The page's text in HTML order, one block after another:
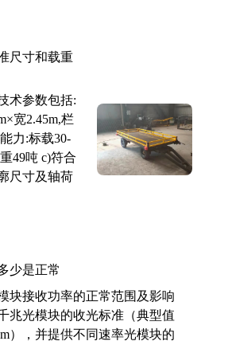
尺寸和载重
术参数包括:
宽2.45m,栏
力:标载30-
49吨 c)符合
尺寸及轴荷
少是正常
块接收功率的正常范围及影响
兆光模块的收光标准（典型值
），并提供不同速率光模块的